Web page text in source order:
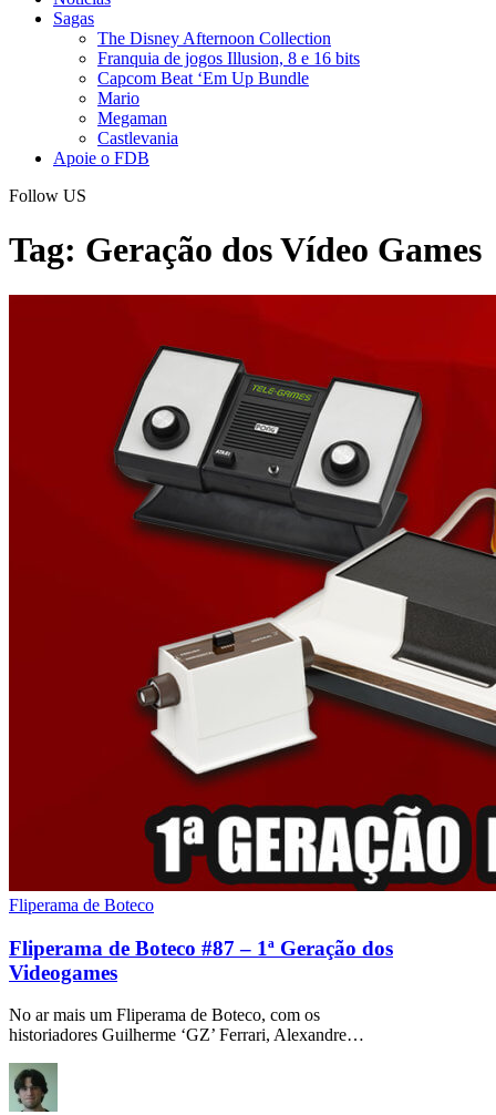
Sagas
The Disney Afternoon Collection
Franquia de jogos Illusion, 8 e 16 bits
Capcom Beat ‘Em Up Bundle
Mario
Megaman
Castlevania
Apoie o FDB
Follow US
Tag: Geração dos Vídeo Games
Fliperama de Boteco
Fliperama de Boteco #87 – 1ª Geração dos
Videogames
No ar mais um Fliperama de Boteco, com os
historiadores Guilherme ‘GZ’ Ferrari, Alexandre…